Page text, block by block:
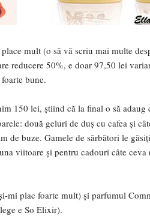
mult (o să vă scriu mai multe
reducere 50%, e doar 97,50 lei
bune.
150 lei, știind că la final o să
două geluri de duș cu cafea și
de buze. Gamele de sărbători le găsiți
viitoare și pentru cadouri câte
mi plac foarte mult) și parfumul
e So Elixir).